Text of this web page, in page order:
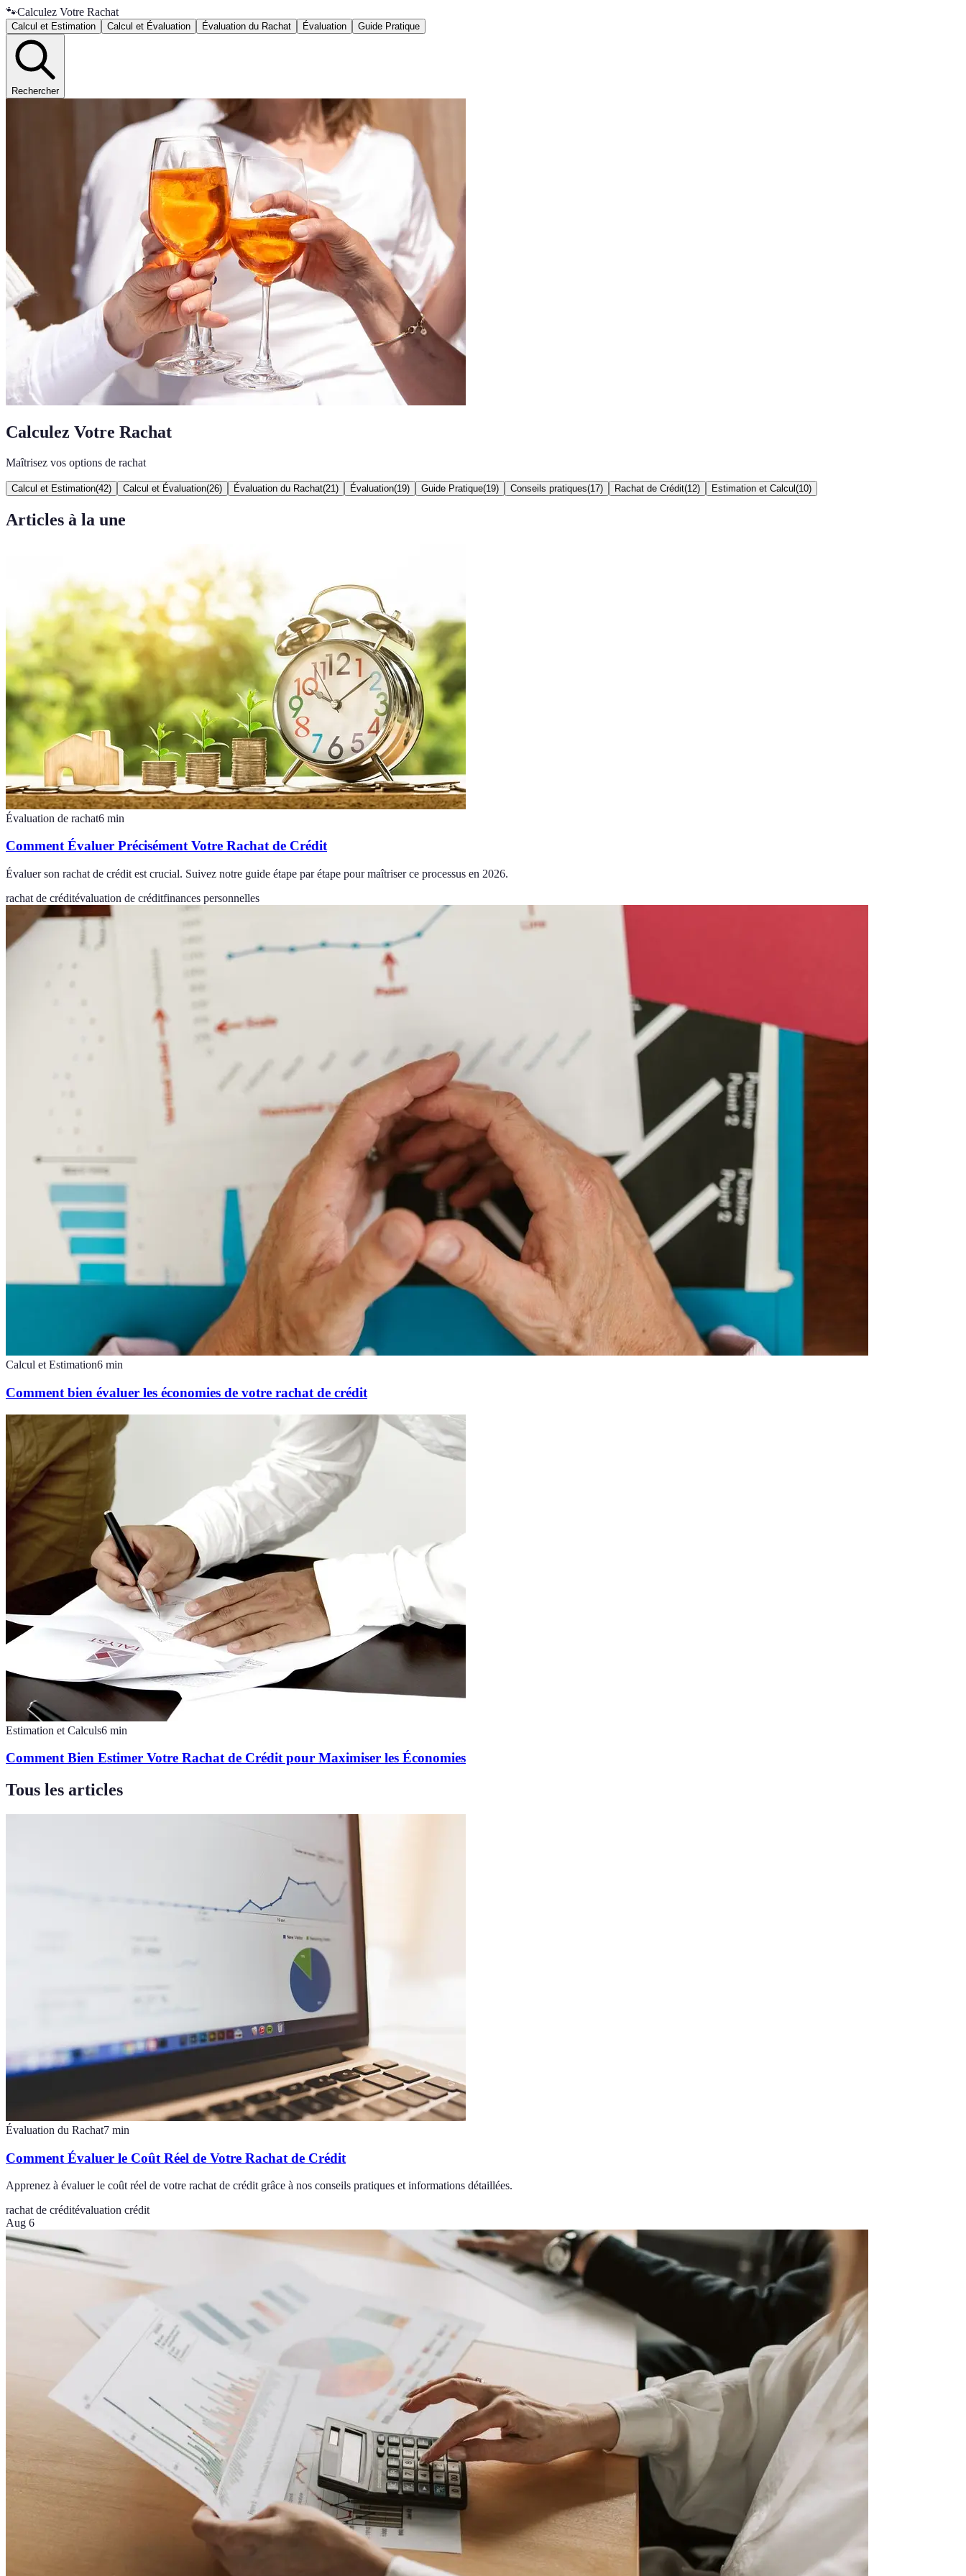
🐾Calculez Votre Rachat
Calcul et Estimation Calcul et Évaluation Évaluation du Rachat Évaluation Guide Pratique
Rechercher
Calculez Votre Rachat
Maîtrisez vos options de rachat
Calcul et Estimation(42) Calcul et Évaluation(26) Évaluation du Rachat(21 ) Évaluation(19) Guide Pratique(19) Conseils pratiques(17) Rachat de Crédit(12) Estimation et Calcul (10)
Articles à la une
Évaluation de rachat6 min
Comment Évaluer Précisément Votre Rachat de Crédit
Évaluer son rachat de crédit est crucial. Suivez notre guide étape par étape pour maîtriser ce processus en 2026.
rachat de créditévaluation de créditfinances personnelles
Calcul et Estimation6 min
Comment bien évaluer les économies de votre rachat de crédit
Estimation et Calculs6 min
Comment Bien Estimer Votre Rachat de Crédit pour Maximiser les Économies
Tous les articles
Évaluation du Rachat7 min
Comment Évaluer le Coût Réel de Votre Rachat de Crédit
Apprenez à évaluer le coût réel de votre rachat de crédit grâce à nos conseils pratiques et informations détaillées.
rachat de créditévaluation crédit
Aug 6